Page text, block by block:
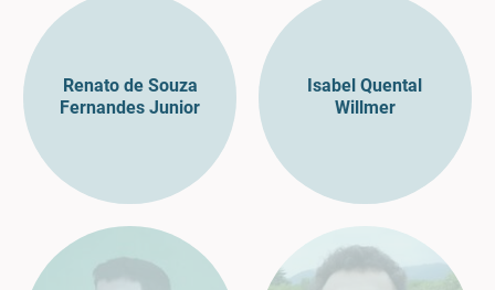
Renato de Souza
Fernandes Junior
Isabel Quental
Willmer